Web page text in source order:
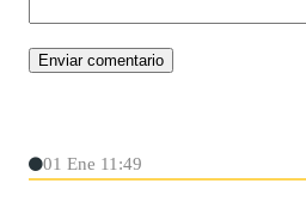
01 Ene 11:49